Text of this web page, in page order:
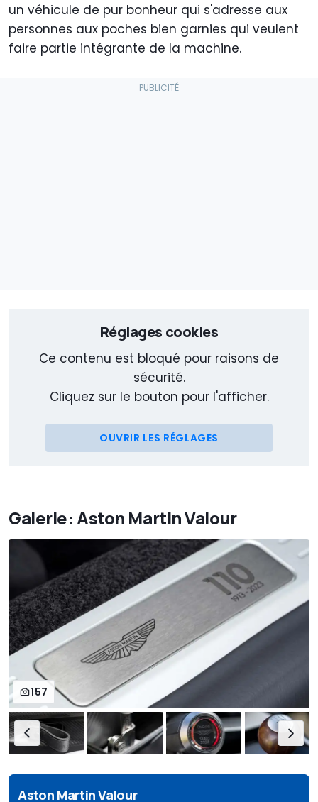
un véhicule de pur bonheur qui s'adresse aux
personnes aux poches bien garnies qui veulent
faire partie intégrante de la machine.
Réglages cookies
Ce contenu est bloqué pour raisons de
sécurité.
Cliquez sur le bouton pour l'afficher.
OUVRIR LES RÉGLAGES
Galerie: Aston Martin Valour
157
Aston Martin Valour